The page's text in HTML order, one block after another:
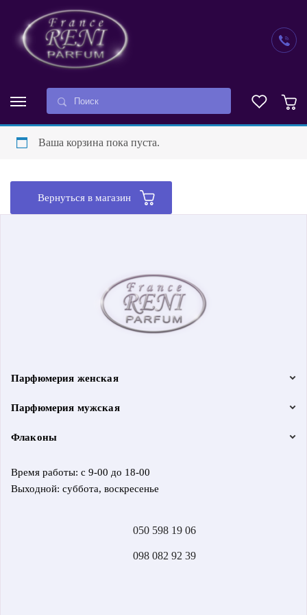
Ваша корзина пока пуста.
Вернуться в магазин
Парфюмерия женская
Парфюмерия мужская
Флаконы
Время работы: с 9-00 до 18-00
Выходной: суббота, воскресенье
050 598 19 06
098 082 92 39